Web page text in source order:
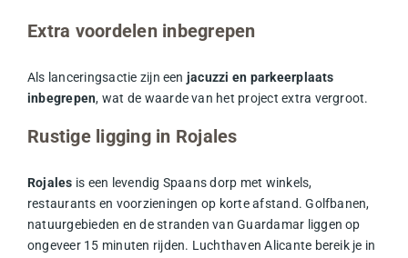
Extra voordelen inbegrepen
Als lanceringsactie zijn een jacuzzi en parkeerplaats
inbegrepen, wat de waarde van het project extra vergroot.
Rustige ligging in Rojales
Rojales is een levendig Spaans dorp met winkels,
restaurants en voorzieningen op korte afstand. Golfbanen,
natuurgebieden en de stranden van Guardamar liggen op
ongeveer 15 minuten rijden. Luchthaven Alicante bereik je in